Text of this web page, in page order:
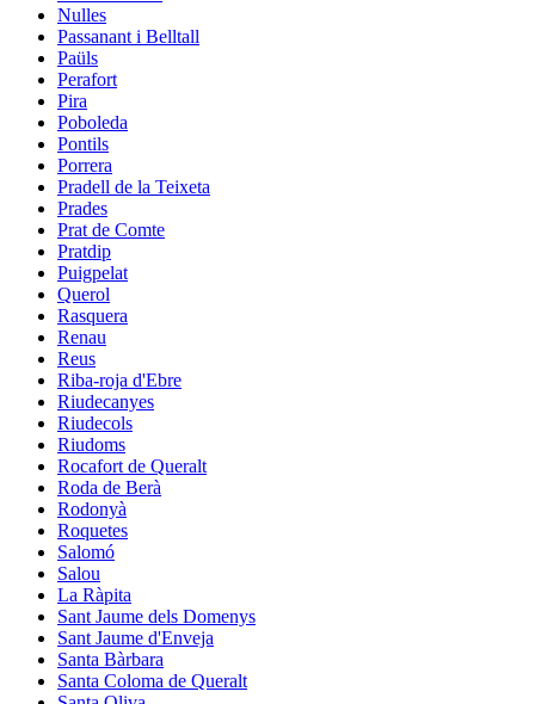
Nulles
Passanant i Belltall
Paüls
Perafort
Pira
Poboleda
Pontils
Porrera
Pradell de la Teixeta
Prades
Prat de Comte
Pratdip
Puigpelat
Querol
Rasquera
Renau
Reus
Riba-roja d'Ebre
Riudecanyes
Riudecols
Riudoms
Rocafort de Queralt
Roda de Berà
Rodonyà
Roquetes
Salomó
Salou
La Ràpita
Sant Jaume dels Domenys
Sant Jaume d'Enveja
Santa Bàrbara
Santa Coloma de Queralt